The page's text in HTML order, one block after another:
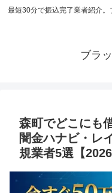
最短30分で振込完了業者紹介
ブラ
森町でどこにも
闇金ハナビ・レ
規業者5選【2026